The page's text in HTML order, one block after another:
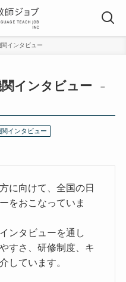
関インタビュー
関インタビュー
–
関インタビュー
に向けて、全国の日
をおこなっていま
ンタビューを通し
すさ、研修制度、キ
しています。